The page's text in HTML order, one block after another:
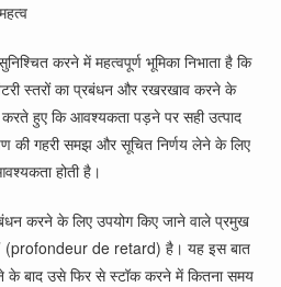
करने में महत्वपूर्ण भूमिका निभाता है कि
स्तरों का प्रबंधन और रखरखाव करने के
करते हुए कि आवश्यकता पड़ने पर सही उत्पाद
की गहरी समझ और सूचित निर्णय लेने के लिए
होती है।
करने के लिए उपयोग किए जाने वाले प्रमुख
(profondeur de retard) है। यह इस बात
के बाद उसे फिर से स्टॉक करने में कितना समय